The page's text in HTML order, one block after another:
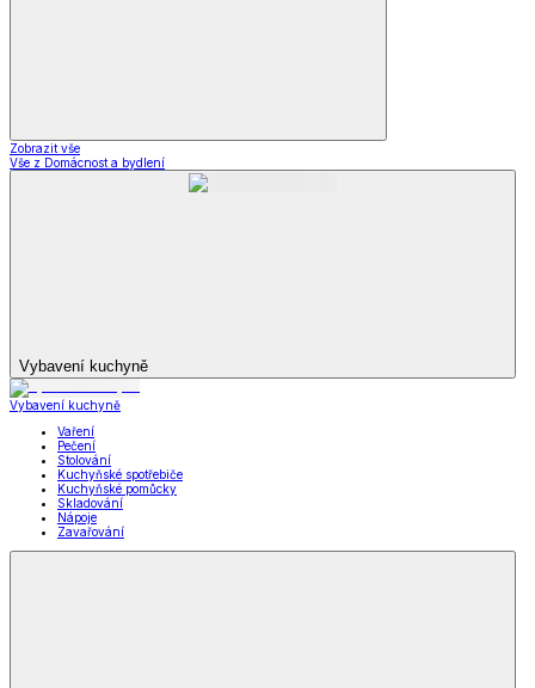
Zobrazit vše
Vše z Domácnost a bydlení
Vybavení kuchyně
Vybavení kuchyně
Vaření
Pečení
Stolování
Kuchyňské spotřebiče
Kuchyňské pomůcky
Skladování
Nápoje
Zavařování